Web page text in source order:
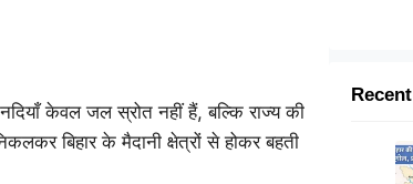
केवल जल स्रोत नहीं हैं, बल्कि राज्य की
बिहार के मैदानी क्षेत्रों से होकर बहती